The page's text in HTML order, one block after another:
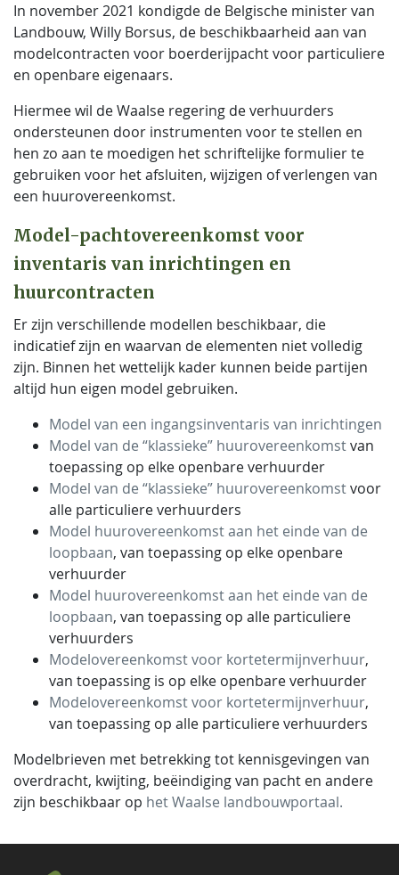
In november 2021 kondigde de Belgische minister van
Landbouw, Willy Borsus, de beschikbaarheid aan van
modelcontracten voor boerderijpacht voor particuliere
en openbare eigenaars.
Hiermee wil de Waalse regering de verhuurders
ondersteunen door instrumenten voor te stellen en
hen zo aan te moedigen het schriftelijke formulier te
gebruiken voor het afsluiten, wijzigen of verlengen van
een huurovereenkomst.
Model-pachtovereenkomst voor
inventaris van inrichtingen en
huurcontracten
Er zijn verschillende modellen beschikbaar, die
indicatief zijn en waarvan de elementen niet volledig
zijn. Binnen het wettelijk kader kunnen beide partijen
altijd hun eigen model gebruiken.
Model van een ingangsinventaris van inrichtingen
Model van de “klassieke” huurovereenkomstvan
toepassing op elke openbare verhuurder
Model van de “klassieke” huurovereenkomstvoor
alle particuliere verhuurders
Model huurovereenkomst aan het einde van de
loopbaan, van toepassing op elke openbare
verhuurder
Model huurovereenkomst aan het einde van de
loopbaan, van toepassing op alle particuliere
verhuurders
Modelovereenkomst voor kortetermijnverhuur,
van toepassing is op elke openbare verhuurder
Modelovereenkomst voor kortetermijnverhuur,
van toepassing op alle particuliere verhuurders
Modelbrieven met betrekking tot kennisgevingen van
overdracht, kwijting, beëindiging van pacht en andere
zijn beschikbaar op het Waalse landbouwportaal.